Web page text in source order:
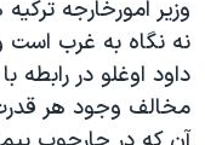
وزیر امورخارجه
نه نگاه به غرب است
داود اوغلو در
مخالف وجود هر